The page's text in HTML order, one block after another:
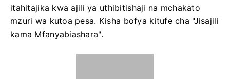
itahitajika kwa ajili ya uthibitishaji na mchakato
mzuri wa kutoa pesa. Kisha bofya kitufe cha "Jisajili
kama Mfanyabiashara".